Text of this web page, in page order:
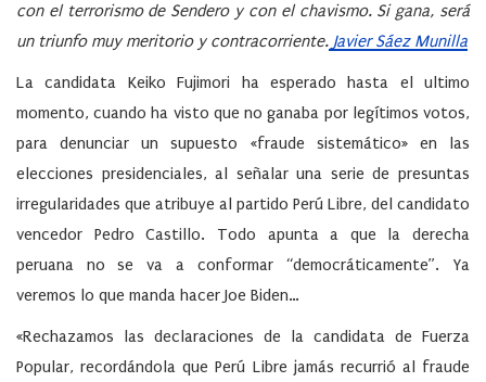
con el terrorismo de Sendero y con el chavismo. Si gana, será
un triunfo muy meritorio y contracorriente. Javier Sáez Munilla
La candidata Keiko Fujimori ha esperado hasta el ultimo
momento, cuando ha visto que no ganaba por legítimos votos,
para denunciar un supuesto «fraude sistemático» en las
elecciones presidenciales, al señalar una serie de presuntas
irregularidades que atribuye al partido Perú Libre, del candidato
vencedor Pedro Castillo. Todo apunta a que la derecha
peruana no se va a conformar “democráticamente”. Ya
veremos lo que manda hacer Joe Biden…
«Rechazamos las declaraciones de la candidata de Fuerza
Popular, recordándola que Perú Libre jamás recurrió al fraude